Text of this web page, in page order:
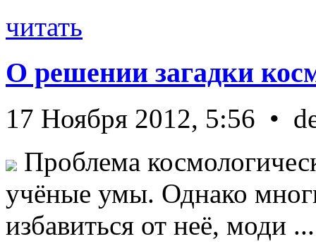
читать
О решении загадки
17 Ноября 2012, 5:56 •
Проблема
учёные умы. Однако
избавиться от неё, моди ...